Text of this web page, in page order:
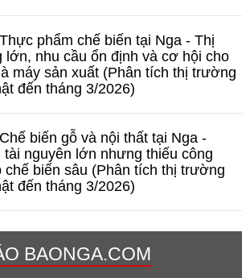
phẩm chế biến tại Nga - Thị
lớn, nhu cầu ổn định và cơ hội cho
máy sản xuất (Phân tích thị trường
đến tháng 3/2026)
biến gỗ và nội thất tại Nga -
tài nguyên lớn nhưng thiếu công
chế biến sâu (Phân tích thị trường
đến tháng 3/2026)
BAONGA.COM